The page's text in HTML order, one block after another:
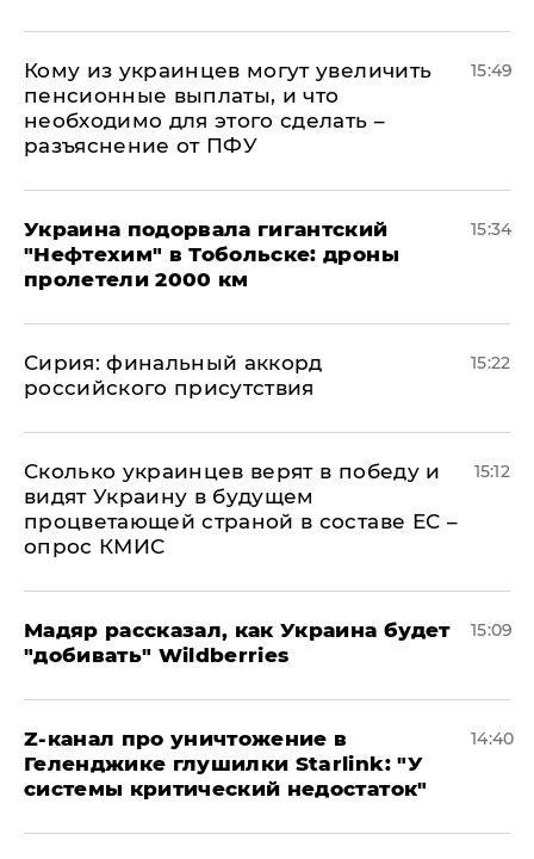
Кому из украинцев могут увеличить
пенсионные выплаты, и что
необходимо для этого сделать –
разъяснение от ПФУ
15:49
Украина подорвала гигантский
"Нефтехим" в Тобольске: дроны
пролетели 2000 км
15:34
​Сирия: финальный аккорд
российского присутствия
15:22
Сколько украинцев верят в победу и
видят Украину в будущем
процветающей страной в составе ЕС –
опрос КМИС
15:12
Мадяр рассказал, как Украина будет
"добивать" Wildberries
15:09
Z-канал про уничтожение в
Геленджике глушилки Starlink: "У
системы критический недостаток"
14:40